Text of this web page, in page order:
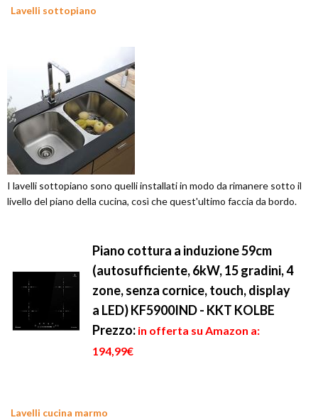
Lavelli sottopiano
I lavelli sottopiano sono quelli installati in modo da rimanere sotto il
livello del piano della cucina, così che quest'ultimo faccia da bordo.
Piano cottura a induzione 59cm
(autosufficiente, 6kW, 15 gradini, 4
zone, senza cornice, touch, display
a LED) KF5900IND - KKT KOLBE
Prezzo: in offerta su Amazon a:
194,99€
Lavelli cucina marmo